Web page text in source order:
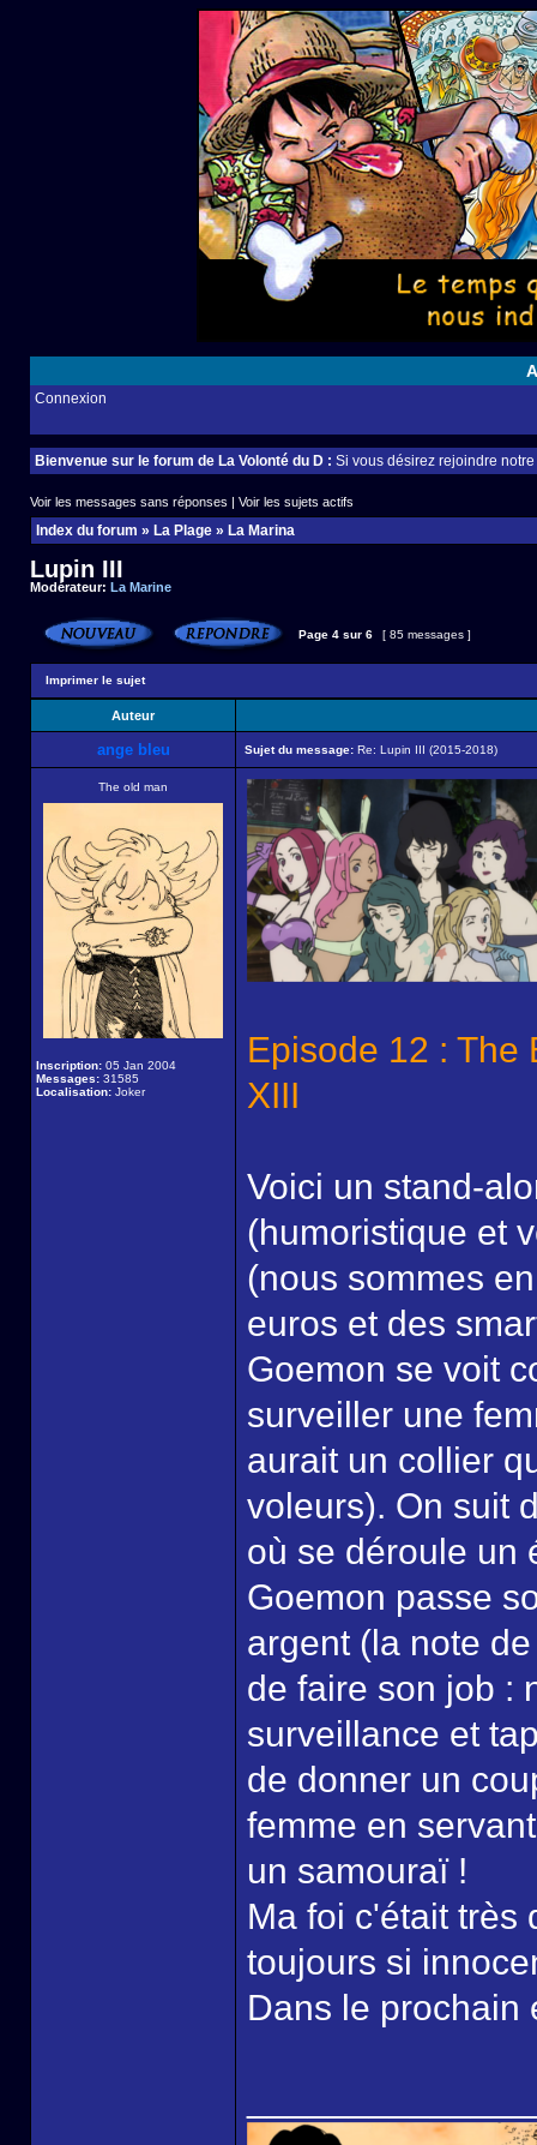
Connexion
Bienvenue sur le forum de La Volonté du D : Si vous désirez rejoindre
Voir les messages sans réponses | Voir les sujets actifs
Index du forum » La Plage » La Marina
Lupin III
Modérateur: La Marine
Page 4 sur 6 [ 85 messages ]
Imprimer le sujet
Auteur
ange bleu Sujet du message: Re: Lupin III (2015-2018)
The old man
Inscription: 05 Jan 2004
Messages: 31585
Localisation: Joker
Episode 12 : The
XIII
Voici un stand-
(humoristique et
(nous sommes
euros et des
Goemon se voit
surveiller une
aurait un collier
voleurs). On suit
où se déroule un
Goemon passe
argent (la note
de faire son job :
surveillance et
de donner un
femme en
un samouraï !
Ma foi c'était très
toujours si
Dans le prochain